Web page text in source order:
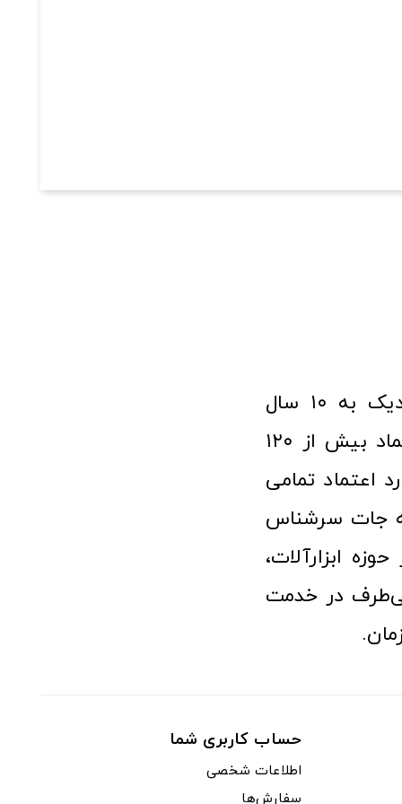
فروشگاه آنلاین ابزار و تجهیزات صنعتی کولیس با افتخار نزدیک به ۱۰ سال
فعالیت در عرصه ابزارآلات و کالاهای صنعتی توانسته مورد اعتماد بیش از ۱۲۰
اعتماد تمامی
جات سرشناس
ابزارآلات،
در خدمت
حساب کاربری شما
اطلاعات شخصی
سفارش‌ها